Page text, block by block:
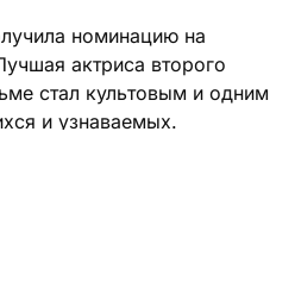
номинацию на
актриса второго
стал культовым и одним
и узнаваемых.